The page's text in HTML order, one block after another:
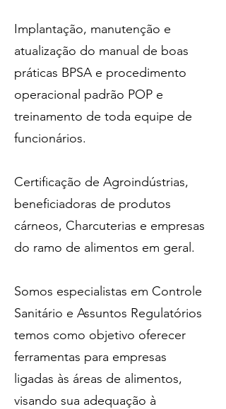
Implantação, manutenção e
atualização do manual de boas
práticas BPSA e procedimento
operacional padrão POP e
treinamento de toda equipe de
funcionários.
Certificação de Agroindústrias,
beneficiadoras de produtos
cárneos, Charcuterias e empresas
do ramo de alimentos em geral.
Somos especialistas em Controle
Sanitário e Assuntos Regulatórios
temos como objetivo oferecer
ferramentas para empresas
ligadas às áreas de alimentos,
visando sua adequação à